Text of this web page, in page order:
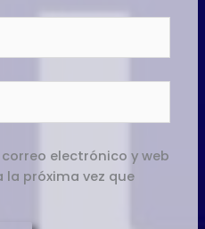
electrónico y web
la próxima vez que